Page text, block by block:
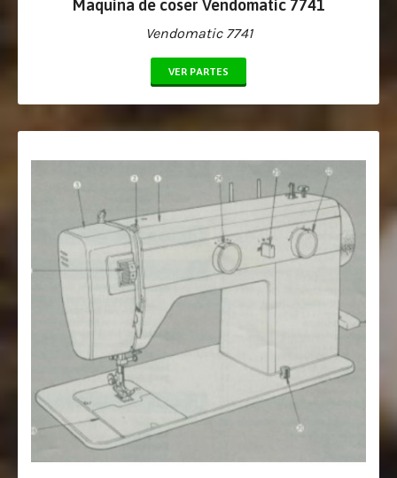
Maquina de coser Vendomatic 7741
Vendomatic 7741
VER PARTES